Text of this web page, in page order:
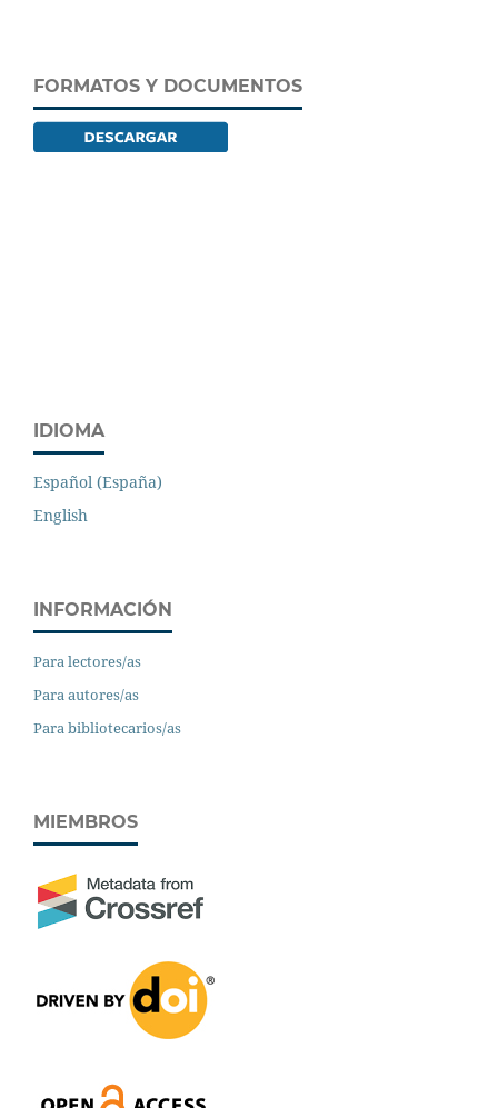
FORMATOS Y DOCUMENTOS
IDIOMA
Español (España)
English
INFORMACIÓN
Para lectores/as
Para autores/as
Para bibliotecarios/as
MIEMBROS